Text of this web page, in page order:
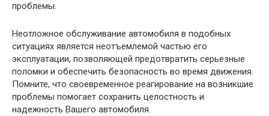
проблемы.
Неотложное обслуживание автомобиля в подобных
ситуациях является неотъемлемой частью его
эксплуатации, позволяющей предотвратить серьезные
поломки и обеспечить безопасность во время движения.
Помните, что своевременное реагирование на возникшие
проблемы помогает сохранить целостность и
надежность Вашего автомобиля.